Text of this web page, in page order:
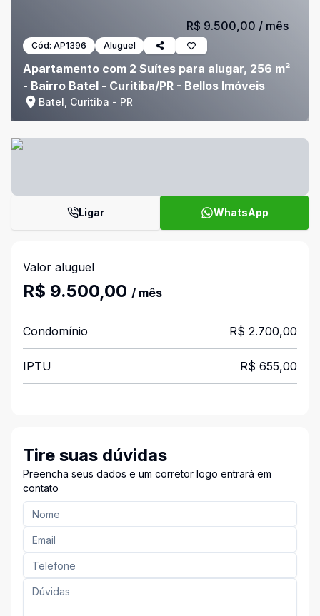
Cód: AP1396 Aluguel
Apartamento com 2 Suítes para alugar, 256 m²
- Bairro Batel - Curitiba/PR - Bellos Imóveis
Batel, Curitiba - PR
R$ 9.500,00 / mês
Ligar WhatsApp
Valor aluguel
R$ 9.500,00 / mês
Condomínio R$ 2.700,00
IPTU R$ 655,00
Tire suas dúvidas
Preencha seus dados e um corretor logo entrará em
contato